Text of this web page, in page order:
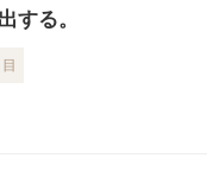
する。